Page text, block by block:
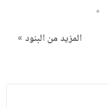
5
المزيد من البنود »